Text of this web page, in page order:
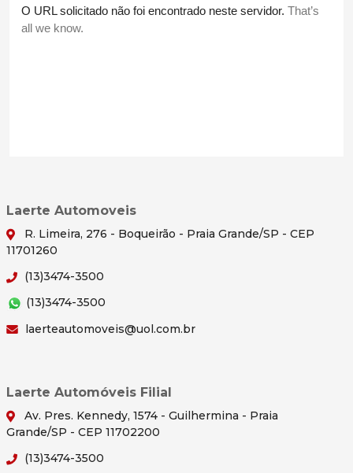
Laerte Automoveis
R. Limeira, 276 - Boqueirão - Praia Grande/SP - CEP
11701260
(13)3474-3500
(13)3474-3500
laerteautomoveis@uol.com.br
Laerte Automóveis Filial
Av. Pres. Kennedy, 1574 - Guilhermina - Praia
Grande/SP - CEP 11702200
(13)3474-3500